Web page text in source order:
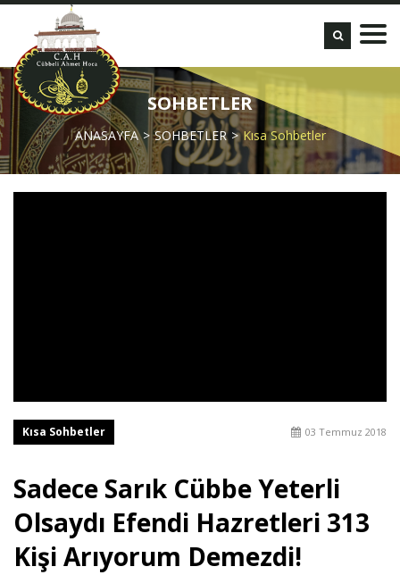
SOHBETLER
ANASAYFA SOHBETLER Kısa Sohbetler
Kısa Sohbetler 03 Temmuz 2018
Sadece Sarık Cübbe Yeterli
Olsaydı Efendi Hazretleri 313
Kişi Arıyorum Demezdi!